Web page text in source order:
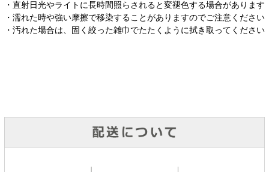
・直射日光やライトに長時間照らされると変褪色する場合があります
・濡れた時や強い摩擦で移染することがありますのでご注意ください
・汚れた場合は、固く絞った雑巾でたたくように拭き取ってください